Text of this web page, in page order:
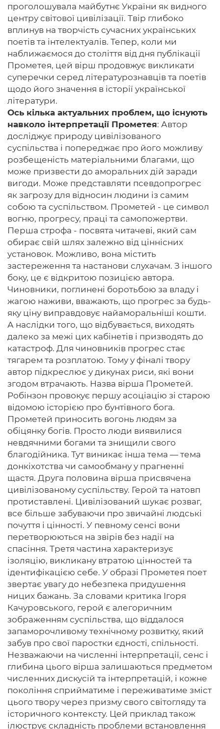
проголошувала майбутнє України як видного
центру світової цивілізації. Твір глибоко
вплинув на творчість сучасних українських
поетів та інтелектуалів. Тепер, коли ми
наближаємося до століття від дня публікації
Прометея, цей вірш продовжує викликати
суперечки серед літературознавців та поетів
щодо його значення в історії української
літератури.
Ось кілька актуальних проблем, що існують
навколо інтерпретації Прометея: Автор
досліджує природу цивілізованого
суспільства і попереджає про його можливу
розбещеність матеріальними благами, що
може призвести до аморальних дій заради
вигоди. Може представляти псевдопрогрес
як загрозу для відносин людини із самим
собою та суспільством. Прометей - це символ
вогню, прогресу, праці та самопожертви.
Перша строфа - посвята читачеві, який сам
обирає свій шлях залежно від ціннісних
установок. Можливо, вона містить
застереження та настанови слухачам. З іншого
боку, це є відкритою позицією автора.
Чиновники, поглинені боротьбою за владу і
жагою наживи, вважають, що прогрес за будь-
яку ціну виправдовує найаморальніші кошти.
А наслідки того, що відбувається, виходять
далеко за межі цих кабінетів і призводять до
катастроф. Для чиновників прогрес стає
тягарем та розплатою. Тому у фіналі твору
автор підкреслює у дикунах риси, які вони
згодом втрачають. Назва вірша Прометей.
Робінзон провокує першу асоціацію зі старою
відомою історією про бунтівного бога.
Прометей приносить вогонь людям за
обіцянку богів. Просто люди виявилися
невдячними богами та знищили свого
благодійника. Тут виникає інша тема — тема
донкіхотства чи самообману у прагненні
щастя. Друга половина вірша присвячена
цивілізованому суспільству. Герой та натовп
протиставлені. Цивілізований шукає розваг,
все більше забуваючи про звичайні людські
почуття і цінності. У певному сенсі вони
перетворюються на звірів без надії на
спасіння. Третя частина характеризує
ізоляцію, викликану втратою цінностей та
ідентифікацією себе. У образі Прометея поет
звертає увагу до небезпека придушення
ницих бажань. За словами критика Ігоря
Качуровського, герой є алегоричним
зображенням суспільства, що віддалося
запаморочливому технічному розвитку, який
забув про свої паростки єдності, спільності.
Незважаючи на численні інтерпретації, сенс і
глибина цього вірша залишаються предметом
численних дискусій та інтерпретацій, і кожне
покоління сприйматиме і переживатиме зміст
цього твору через призму свого світогляду та
історичного контексту. Цей приклад також
ілюструє складність проблеми встановлення